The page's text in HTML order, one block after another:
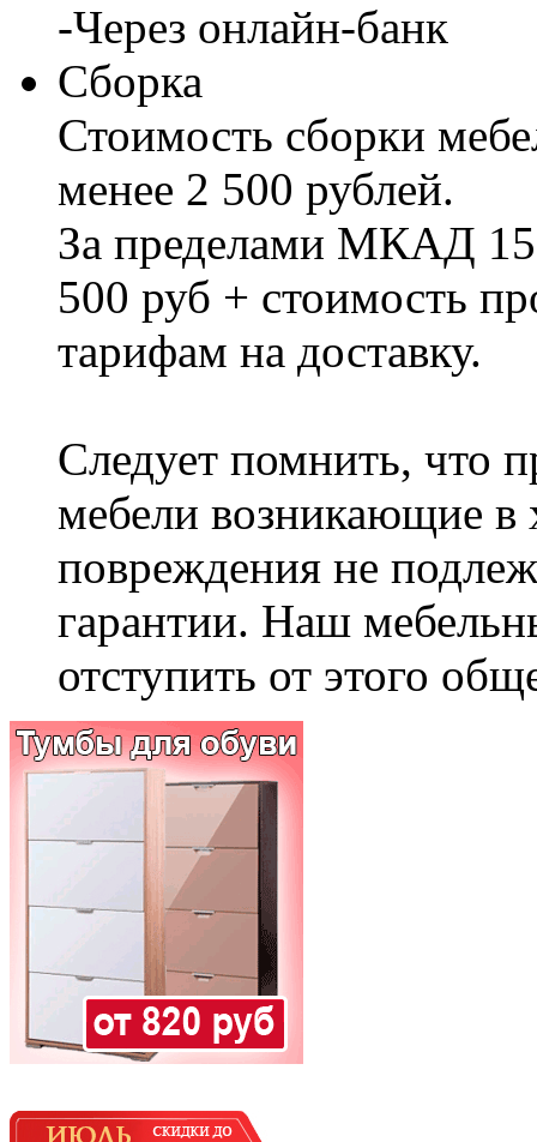
-Через онлайн-банк
Сборка
Стоимость сборки
менее 2 500 рублей.
За пределами МКАД
500 руб + стоимость
тарифам на доставку.
Следует помнить, что
мебели возникающие в
повреждения не
гарантии. Наш
отступить от этого